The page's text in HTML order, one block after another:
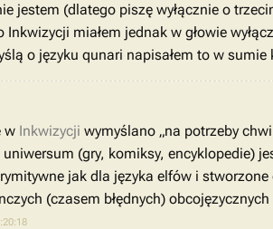
jestem (dlatego piszę wyłącznie o
miałem jednak w głowie
o języku qunari napisałem to w
w Inkwizycji wymyślano „na potrzeby
(gry, komiksy, encyklopedie)
jak dla języka elfów i
(czasem błędnych)